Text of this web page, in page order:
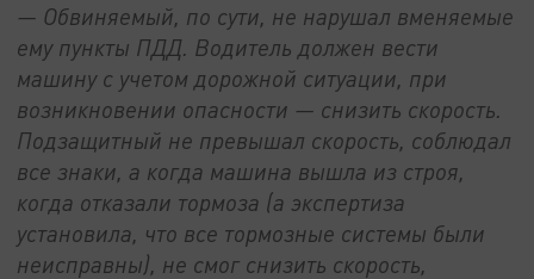
— Обвиняемый, по сути, не нарушал вменяемые
ему пункты ПДД. Водитель должен вести
машину с учетом дорожной ситуации, при
возникновении опасности — снизить скорость.
Подзащитный не превышал скорость, соблюдал
все знаки, а когда машина вышла из строя,
когда отказали тормоза (а экспертиза
установила, что все тормозные системы были
неисправны), не смог снизить скорость,